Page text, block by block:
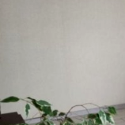
продуманість кожної